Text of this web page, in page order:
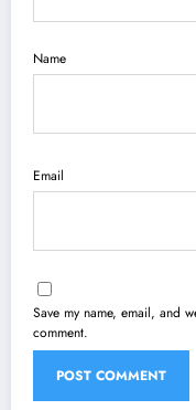
Name
Email
Save my name, email, and
comment.